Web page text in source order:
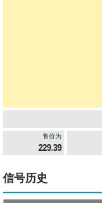
售价为
229.39
信号历史